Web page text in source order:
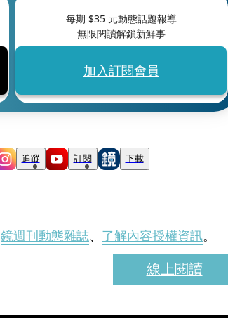
每期 $35元動態話題報導
無限閱讀解鎖新鮮事
加入訂閱會員
追蹤 訂閱 下載
鏡週刊動態雜誌、 了解內容授權資訊。
線上閱讀